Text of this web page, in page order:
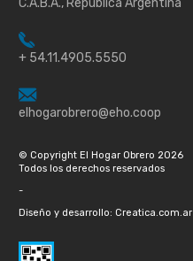
C.A.B.A., República Argentina
+ 54.11.4905.5550
elhogarobrero@eho.coop
© Copyright El Hogar Obrero 2026
Todos los derechos reservados
-
Diseño y desarrollo: Creatica.com.ar